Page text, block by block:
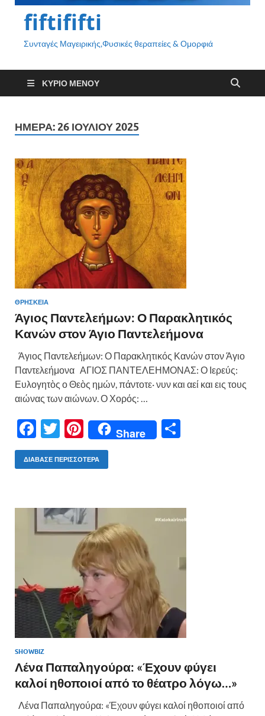
fiftififti
Συνταγές Μαγειρικής,Φυσικές θεραπείες & Ομορφιά
ΚΎΡΙΟ ΜΕΝΟΎ
ΗΜΈΡΑ:26 ΙΟΥΛΊΟΥ 2025
ΘΡΗΣΚΕΙΑ
Άγιος Παντελεήμων: Ο Παρακλητικός
Κανών στον Άγιο Παντελεήμονα
Άγιος Παντελεήμων: Ο Παρακλητικός Κανών στον Άγιο
Παντελεήμονα ΑΓΙΟΣ ΠΑΝΤΕΛΕΗΜΟΝΑΣ: Ο Ιερεύς:
Ευλογητὸς ο Θεὸς ημών, πάντοτε· νυν και αεί και εις τους
αιώνας των αιώνων. Ο Χορός: …
F
ac
e
o
o
k
T
w
itt
Pi
nt
er
t
Share
σ
τε
ε
ΔΙΆΒΑΣΕ ΠΕΡΙΣΣΌΤΕΡΑ
SHOWBIZ
Λένα Παπαληγούρα: «Έχουν φύγει
καλοί ηθοποιοί από το θέατρο λόγω…»
Λένα Παπαληγούρα: «Έχουν φύγει καλοί ηθοποιοί από